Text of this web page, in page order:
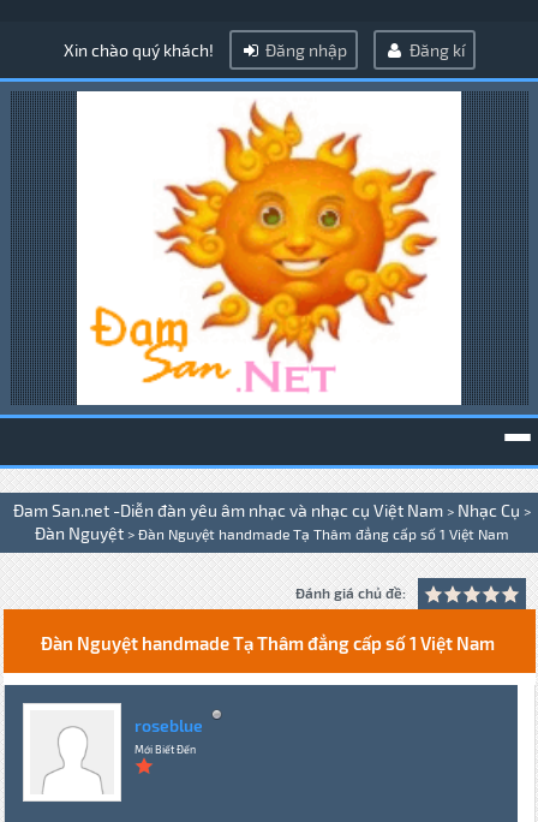
Xin chào quý khách! Đăng nhập Đăng kí
Đam San.net -Diễn đàn yêu âm nhạc và nhạc cụ Việt Nam > Nhạc Cụ >
Đàn Nguyệt > Đàn Nguyệt handmade Tạ Thâm đẳng cấp số 1 Việt Nam
Đánh giá chủ đề:
Đàn Nguyệt handmade Tạ Thâm đẳng cấp số 1 Việt Nam
roseblue
Mới Biết Đến